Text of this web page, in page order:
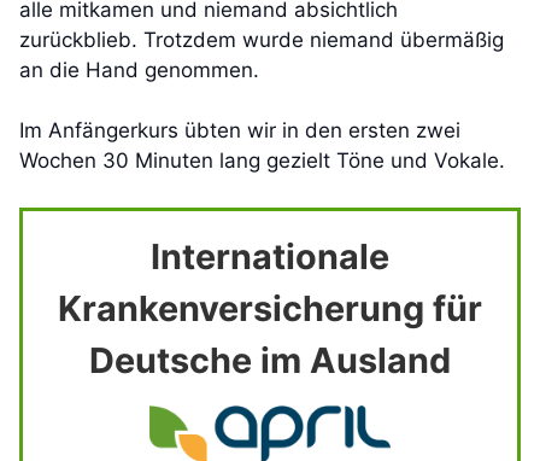
alle mitkamen und niemand absichtlich
zurückblieb. Trotzdem wurde niemand übermäßig
an die Hand genommen.
Im Anfängerkurs übten wir in den ersten zwei
Wochen 30 Minuten lang gezielt Töne und Vokale.
Internationale
Krankenversicherung für
Deutsche im Ausland